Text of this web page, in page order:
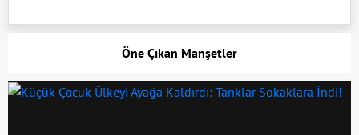
Öne Çıkan Manşetler